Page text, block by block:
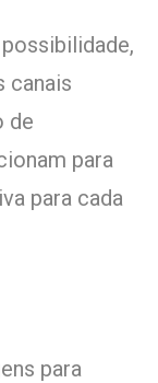
canais
de
para
para cada
para